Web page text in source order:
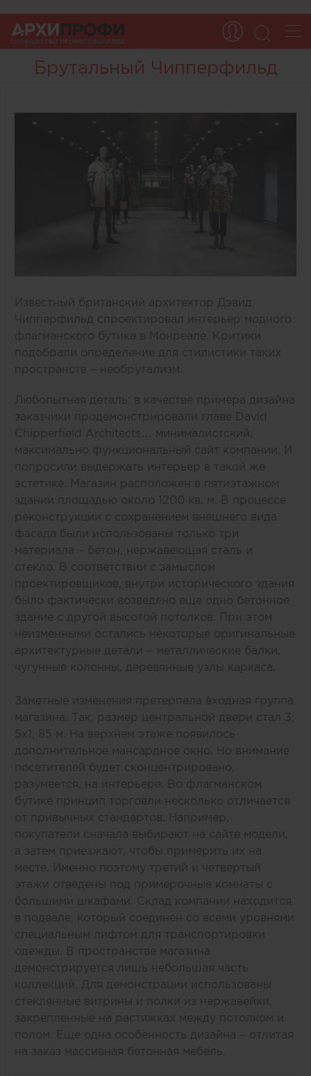
Брутальный Чипперфильд
Известный британский архитектор Дэвид
Чипперфильд спроектировал интерьер модного
флагманского бутика в Монреале. Критики
подобрали определение для стилистики таких
пространств – необрутализм.
Любопытная деталь: в качестве примера дизайна
заказчики продемонстрировали главе David
Chipperfield Architects… минималистский,
максимально функциональный сайт компании. И
попросили выдержать интерьер в такой же
эстетике. Магазин расположен в пятиэтажном
здании площадью около 1200 кв. м. В процессе
реконструкции с сохранением внешнего вида
фасада были использованы только три
материала – бетон, нержавеющая сталь и
стекло. В соответствии с замыслом
проектировщиков, внутри исторического здания
было фактически возведено еще одно бетонное
здание с другой высотой потолков. При этом
неизменными остались некоторые оригинальные
архитектурные детали – металлические балки,
чугунные колонны, деревянные узлы каркаса.
Заметные изменения претерпела входная группа
магазина. Так, размер центральной двери стал 3,
5х1, 85 м. На верхнем этаже появилось
дополнительное мансардное окно. Но внимание
посетителей будет сконцентрировано,
разумеется, на интерьере. Во флагманском
бутике принцип торговли несколько отличается
от привычных стандартов. Например,
покупатели сначала выбирают на сайте модели,
а затем приезжают, чтобы примерить их на
месте. Именно поэтому третий и четвертый
этажи отведены под примерочные комнаты с
большими шкафами. Склад компании находится
в подвале, который соединен со всеми уровнями
специальным лифтом для транспортировки
одежды. В пространстве магазина
демонстрируется лишь небольшая часть
коллекций. Для демонстрации использованы
стеклянные витрины и полки из нержавейки,
закрепленные на растяжках между потолком и
полом. Еще одна особенность дизайна – отлитая
на заказ массивная бетонная мебель.